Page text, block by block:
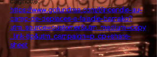
https://www.gofundme.com/f/incendie-au-
camp-de-deplaces-a-faladie-bamako?
utm_source=customer&utm_medium=copy
_link-tip&utm_campaign=p_cp+share-
sheet